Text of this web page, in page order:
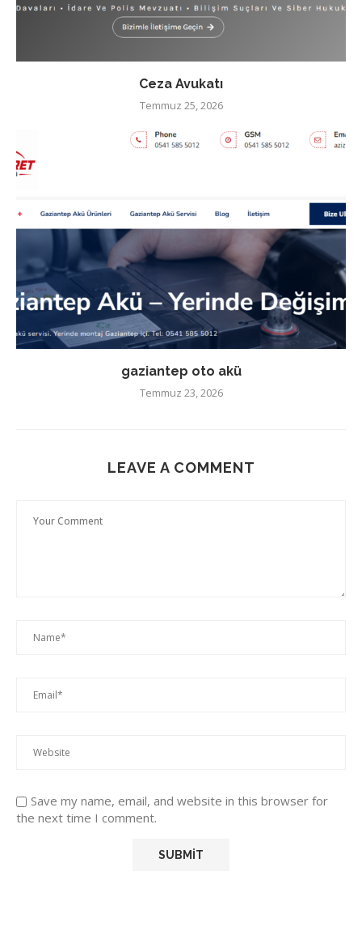
Ceza Avukatı
Temmuz 25, 2026
gaziantep oto akü
Temmuz 23, 2026
LEAVE A COMMENT
Save my name, email, and website in this browser for
the next time I comment.